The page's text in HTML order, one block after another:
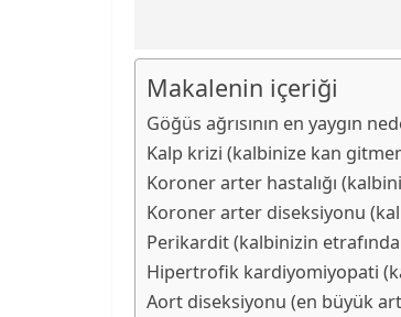
Makalenin içeriği
Göğüs ağrısının en yaygın
Kalp krizi (kalbinize kan
Koroner arter hastalığı
Koroner arter diseksiyonu
Perikardit (kalbinizin
Hipertrofik kardiyomiyopati
Aort diseksiyonu (en büyük